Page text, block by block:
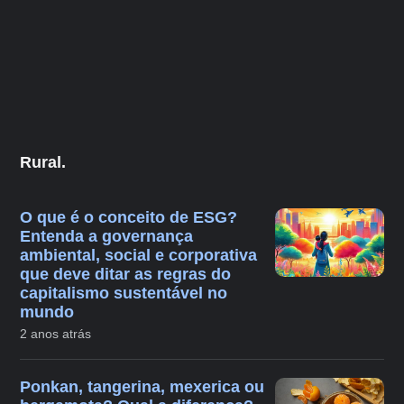
Rural.
O que é o conceito de ESG?
Entenda a governança
ambiental, social e corporativa
que deve ditar as regras do
capitalismo sustentável no
mundo
2 anos atrás
Ponkan, tangerina, mexerica ou